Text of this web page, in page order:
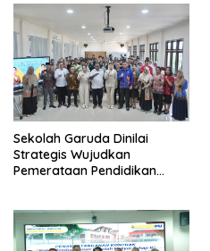
Sekolah Garuda Dinilai
Strategis Wujudkan
Pemerataan Pendidikan